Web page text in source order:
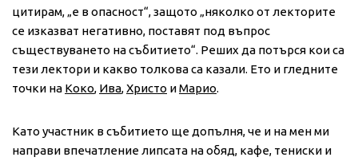
цитирам, „е в опасност“, защото „няколко от лекторите
се изказват негативно, поставят под въпрос
съществуването на събитието“. Реших да потърся кои са
тези лектори и какво толкова са казали. Ето и гледните
точки на Коко, Ива,Христо иМарио.
Като участник в събитието ще допълня, че и на мен ми
направи впечатление липсата на обяд, кафе, тениски и